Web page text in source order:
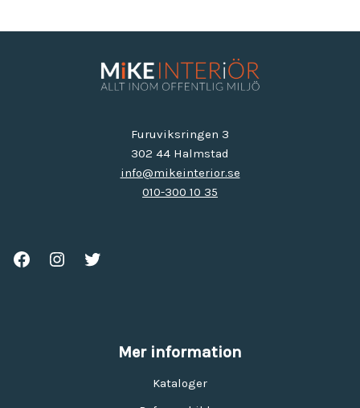
Furuviksringen 3
302 44 Halmstad
info@mikeinterior.se
010-300 10 35
Mer information
Kataloger